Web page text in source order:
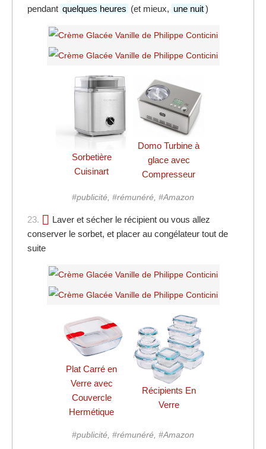
pendant quelques heures (et mieux, une nuit)
Sorbetière
Cuisinart
Domo Turbine à
glace avec
Compresseur
#publicité, #rémunéré, #Amazon
23.
Laver et sécher le récipient ou vous allez
conserver le sorbet, et placer au congélateur tout de
suite
Plat Carré en
Verre avec
Couvercle
Hermétique
Récipients En
Verre
#publicité, #rémunéré, #Amazon